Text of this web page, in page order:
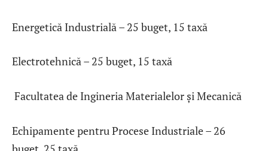
Energetică Industrială – 25 buget, 15 taxă
Electrotehnică – 25 buget, 15 taxă
Facultatea de Ingineria Materialelor și Mecanică
Echipamente pentru Procese Industriale – 26